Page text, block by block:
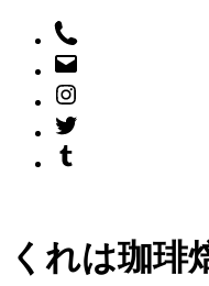
くれは珈琲